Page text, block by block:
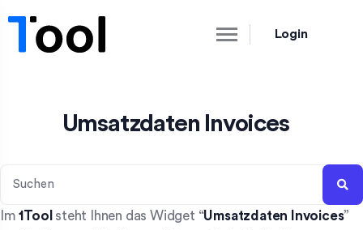
Login
Umsatzdaten Invoices
Im1Tool steht Ihnen das Widget “Umsatzdaten Invoices”